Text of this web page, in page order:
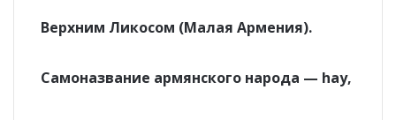
Верхним Ликосом (Малая Армения).
Самоназвание армянского народа — hay,